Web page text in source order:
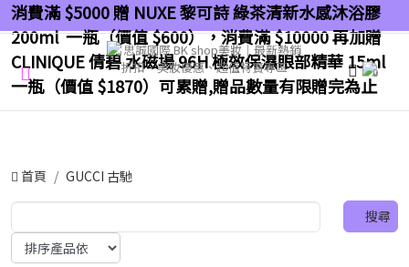
消費滿 $5000 贈 NUXE 黎可詩 綠茶清新水感沐浴膠
200ml 一瓶（價值 $600），消費滿 $10000 再加贈
CLINIQUE 倩碧 水磁場 96H 極效保濕眼部精華 15ml
一瓶（價值 $1870）可累贈,贈品數量有限贈完為止
0
首頁 GUCCI 古馳